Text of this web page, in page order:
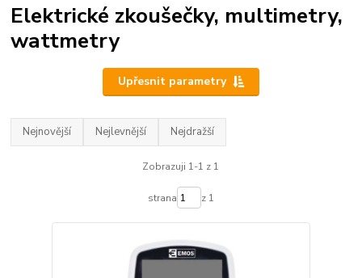
Elektrické zkoušečky, multimetry,
wattmetry
Upřesnit parametry
Nejnovější Nejlevnější Nejdražší
Zobrazuji 1-1 z 1
strana z 1